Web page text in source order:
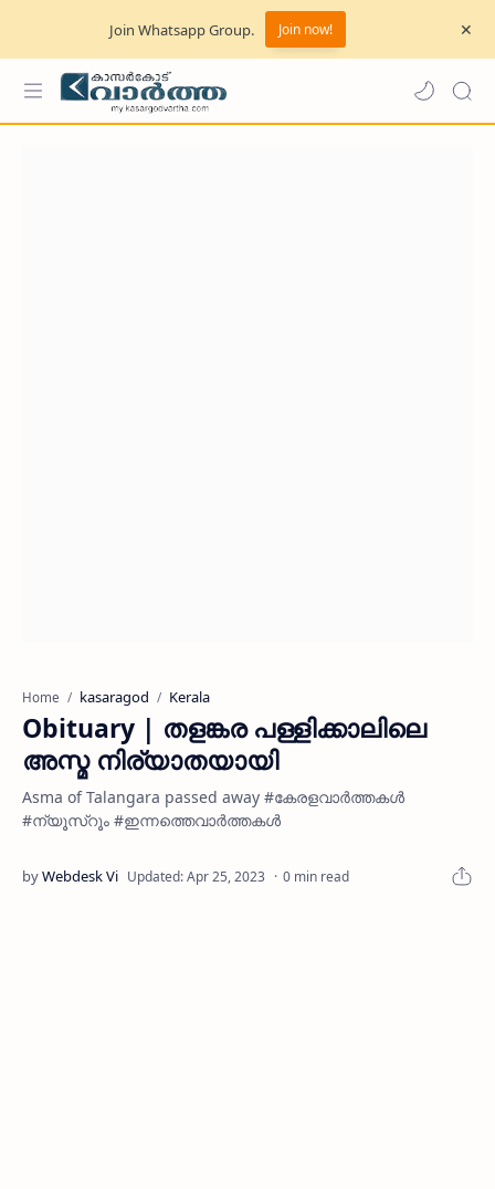
Join Whatsapp Group. Join now!
Home kasaragod Kerala
Obituary | തളങ്കര പള്ളിക്കാലിലെ
അസ്മ നിര്യാതയായി
Asma of Talangara passed away #കേരളവാർത്തകൾ
#ന്യൂസ്റൂം #ഇന്നത്തെവാർത്തകൾ
0 min read